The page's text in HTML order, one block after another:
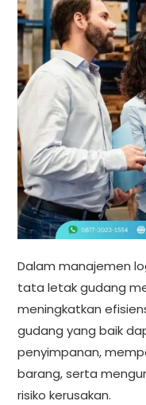
Dalam manajemen
tata letak gudang
meningkatkan
gudang yang baik
penyimpanan,
barang, serta
risiko kerusakan.